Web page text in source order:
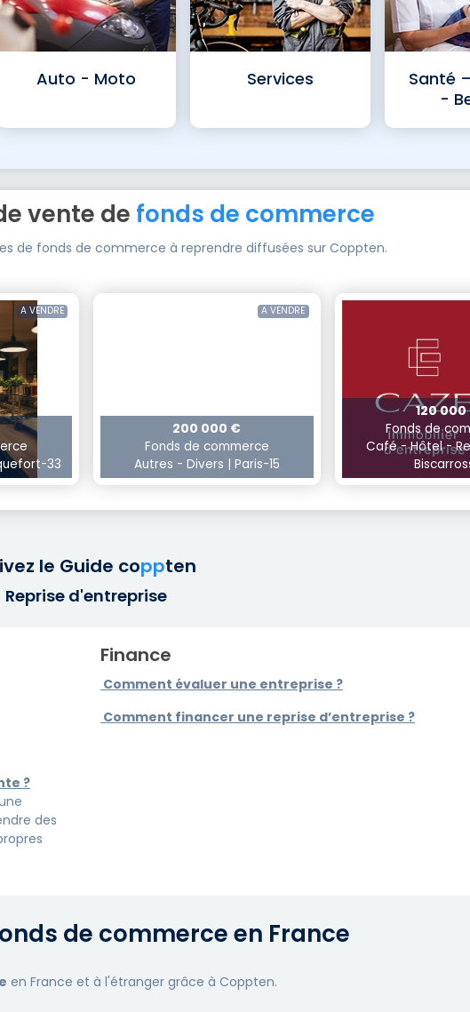
Auto - Moto Services
Santé
-
vente de fonds de commerce
de fonds de commerce à reprendre diffusées sur Coppten.
A VENDRE
33
A VENDRE
200 000 €
Fonds de commerce
Autres - Divers | Paris-15
120 000
Fonds de
Café - Hôtel -
le Guide coppten
Reprise d'entreprise
?
des
Finance
Comment évaluer une entreprise ?
Comment financer une reprise d’entreprise ?
de commerce en France
en France et à l'étranger grâce à Coppten.